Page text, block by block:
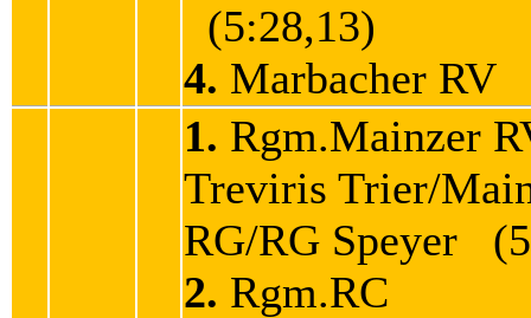
(5:28,13)
4. Marbacher RV
1. Rgm.Mainzer
Treviris Trier/
RG/RG Speyer
2. Rgm.RC